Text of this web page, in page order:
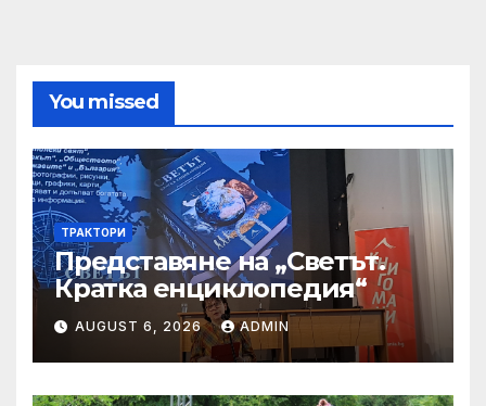
You missed
ТРАКТОРИ
Представяне на „Светът.
Кратка енциклопедия“
AUGUST 6, 2026 ADMIN